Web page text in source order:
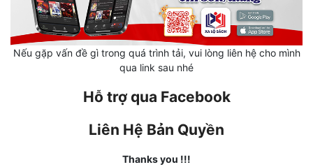
Tiên Hiệp
Tiểu Thuyết
Nếu gặp vấn đề gì trong quá trình tải, vui lòng liên hệ cho mình
qua link sau nhé
Hỗ trợ qua Facebook
Liên Hệ Bản Quyền
Thanks you !!!